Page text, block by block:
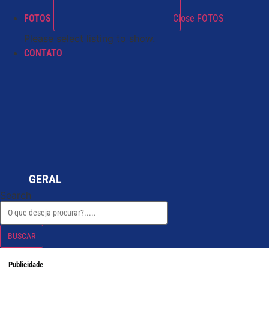
FOTOS Close FOTOS
Please select listing to show.
CONTATO
GERAL
Search
BUSCAR
Publicidade